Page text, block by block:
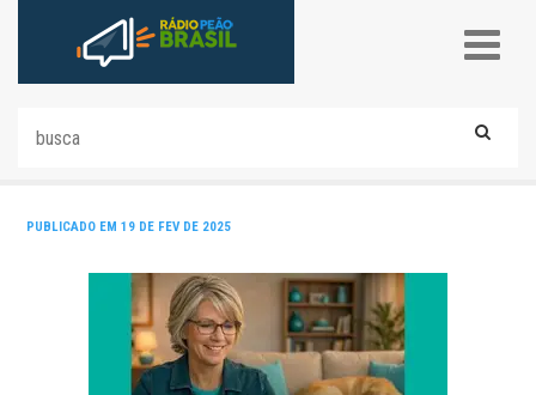
PUBLICADO EM 19 DE FEV DE 2025